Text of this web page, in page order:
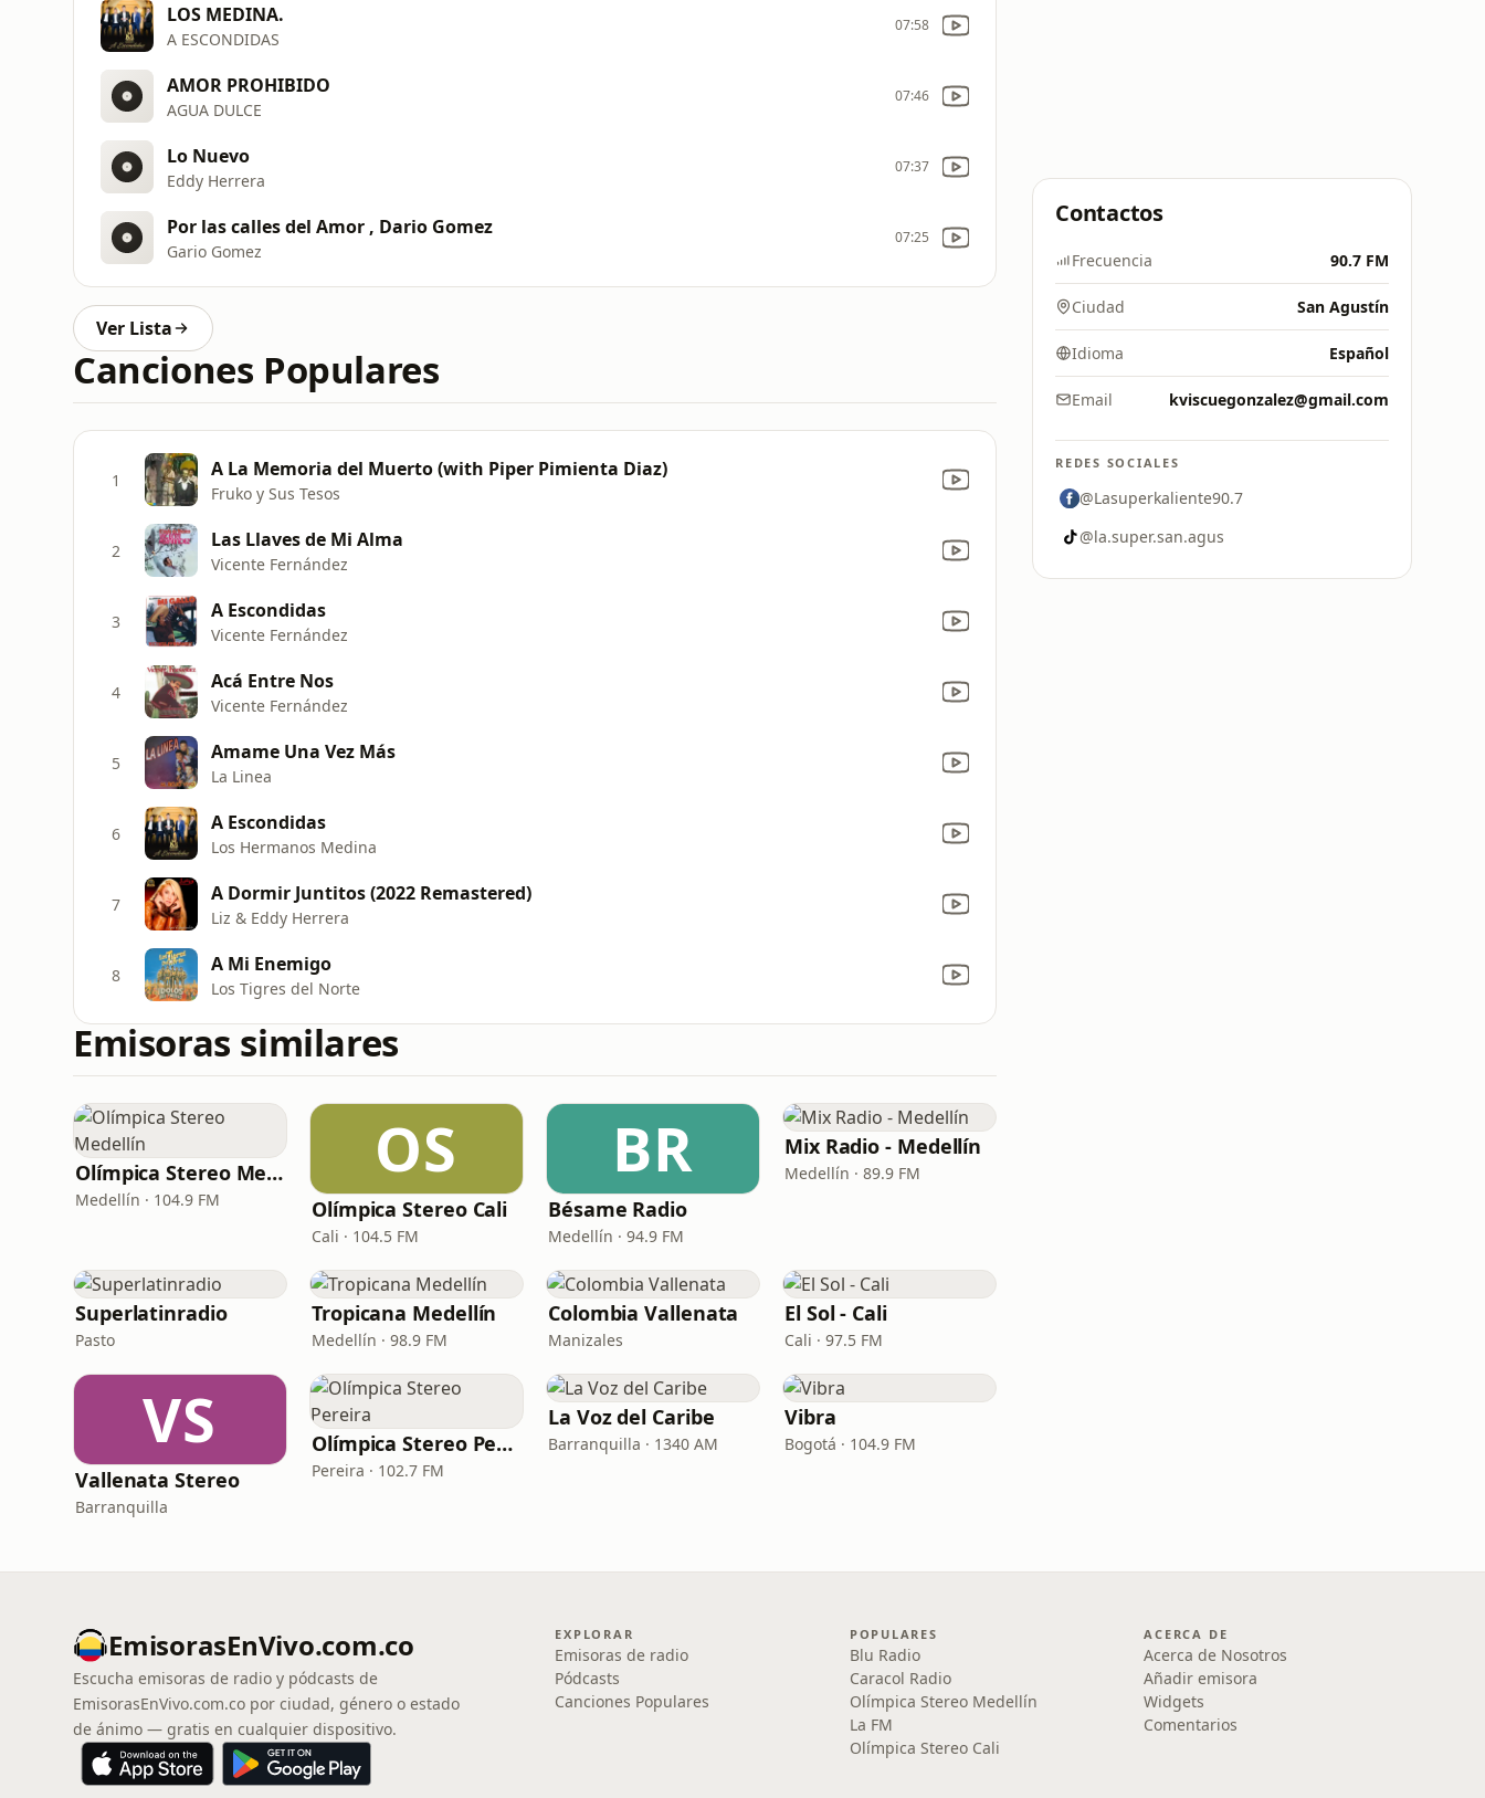
LOS MEDINA.
A ESCONDIDAS
07:58
AMOR PROHIBIDO
AGUA DULCE
07:46
Lo Nuevo
Eddy Herrera
07:37
Por las calles del Amor , Dario Gomez
Gario Gomez
07:25
Ver Lista
Canciones Populares
1 A La Memoria del Muerto (with Piper Pimienta Diaz)
Fruko y Sus Tesos
2 Las Llaves de Mi Alma
Vicente Fernández
3 A Escondidas
Vicente Fernández
4 Acá Entre Nos
Vicente Fernández
5 Amame Una Vez Más
La Linea
6 A Escondidas
Los Hermanos Medina
7 A Dormir Juntitos (2022 Remastered)
Liz & Eddy Herrera
8 A Mi Enemigo
Los Tigres del Norte
Emisoras similares
Olímpica Stereo Medellín
Medellín · 104.9 FM
OS
Olímpica Stereo Cali
Cali · 104.5 FM
BR
Bésame Radio
Medellín · 94.9 FM
Mix Radio - Medellín
Medellín · 89.9 FM
Superlatinradio
Pasto
Tropicana Medellín
Medellín · 98.9 FM
Colombia Vallenata
Manizales
El Sol - Cali
Cali · 97.5 FM
VS
Vallenata Stereo
Barranquilla
Olímpica Stereo Pereira
Pereira · 102.7 FM
La Voz del Caribe
Barranquilla · 1340 AM
Vibra
Bogotá · 104.9 FM
Contactos
Frecuencia 90.7 FM
Ciudad San Agustín
Idioma Español
Email kviscuegonzalez@gmail.com
REDES SOCIALES
@Lasuperkaliente90.7
@la.super.san.agus
EmisorasEnVivo.com.co
Escucha emisoras de radio y pódcasts de
EmisorasEnVivo.com.co por ciudad, género o estado
de ánimo — gratis en cualquier dispositivo.
EXPLORAR
Emisoras de radio
Pódcasts
Canciones Populares
POPULARES
Blu Radio
Caracol Radio
Olímpica Stereo Medellín
La FM
Olímpica Stereo Cali
ACERCA DE
Acerca de Nosotros
Añadir emisora
Widgets
Comentarios